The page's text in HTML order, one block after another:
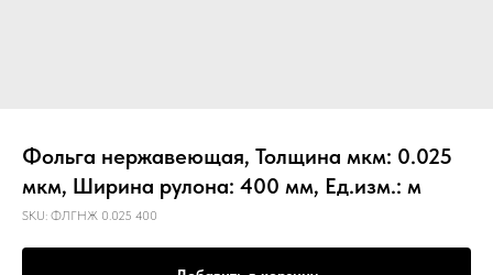
Фольга нержавеющая, Толщина мкм: 0.025
мкм, Ширина рулона: 400 мм, Ед.изм.: м
SKU: ФЛГНЖ 0.025 400